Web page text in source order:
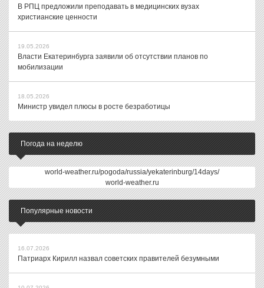
В РПЦ предложили преподавать в медицинских вузах
христианские ценности
19.05.2026
Власти Екатеринбурга заявили об отсутствии планов по
мобилизации
18.05.2026
Министр увидел плюсы в росте безработицы
Погода на неделю
world-weather.ru/pogoda/russia/yekaterinburg/14days/
world-weather.ru
Популярные новости
16.07.2026
Патриарх Кирилл назвал советских правителей безумными